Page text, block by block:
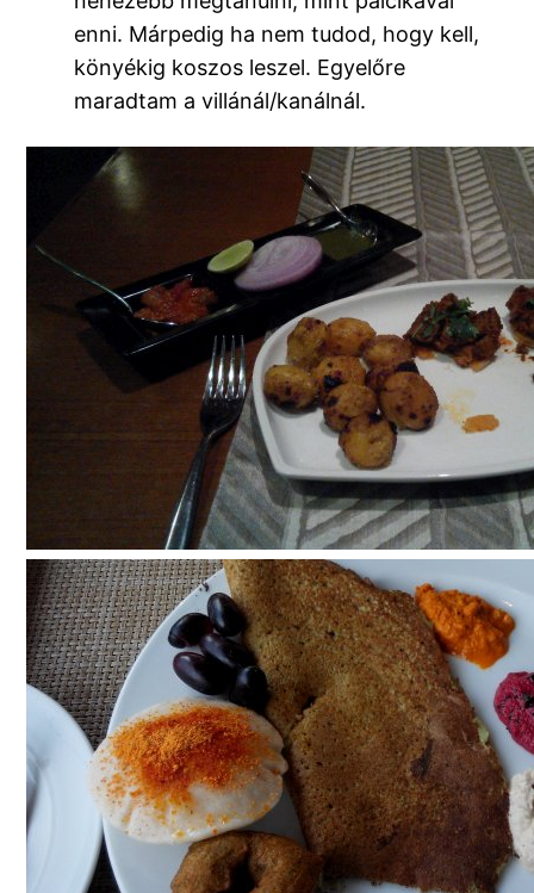
enni. Márpedig ha nem tudod, hogy kell,
könyékig koszos leszel. Egyelőre
maradtam a villánál/kanálnál.